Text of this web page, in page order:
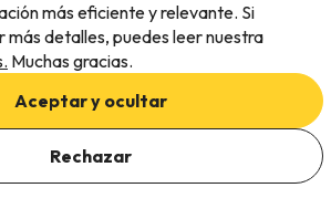
más eficiente y relevante. Si
más detalles, puedes leer nuestra
Muchas gracias.
Aceptar y ocultar
Rechazar